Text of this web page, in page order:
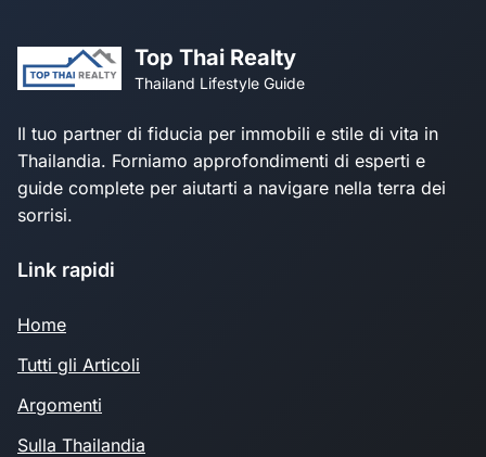
Top Thai Realty
Thailand Lifestyle Guide
Il tuo partner di fiducia per immobili e stile di vita in
Thailandia. Forniamo approfondimenti di esperti e
guide complete per aiutarti a navigare nella terra dei
sorrisi.
Link rapidi
Home
Tutti gli Articoli
Argomenti
Sulla Thailandia